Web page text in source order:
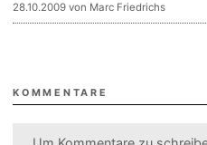
28.10.2009 von Marc Friedrichs
KOMMENTARE